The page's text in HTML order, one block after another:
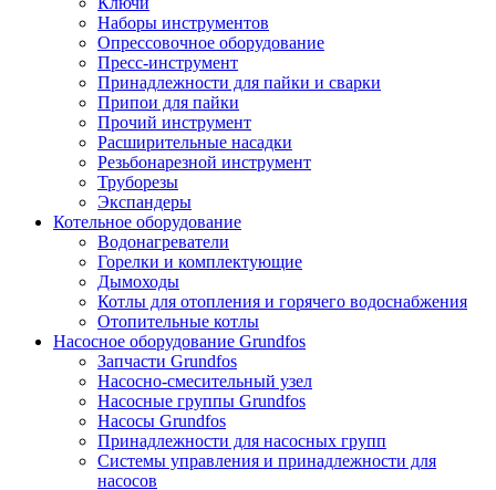
Наборы инструментов
Опрессовочное оборудование
Пресс-инструмент
Принадлежности для пайки и сварки
Припои для пайки
Прочий инструмент
Расширительные насадки
Резьбонарезной инструмент
Труборезы
Экспандеры
Котельное оборудование
Водонагреватели
Горелки и комплектующие
Дымоходы
Котлы для отопления и горячего водоснабжения
Отопительные котлы
Насосное оборудование Grundfos
Запчасти Grundfos
Насосно-смесительный узел
Насосные группы Grundfos
Насосы Grundfos
Принадлежности для насосных групп
Системы управления и принадлежности для
насосов